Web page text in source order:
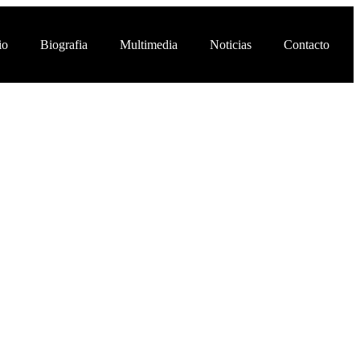
Biografia Multimedia Noticias Contacto